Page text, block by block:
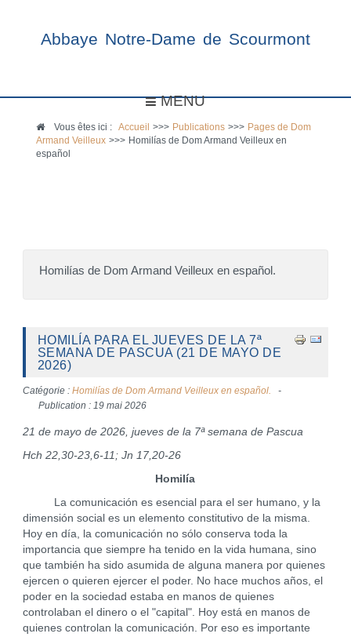
Abbaye Notre-Dame de Scourmont
MENU
Vous êtes ici :Accueil >>> Publications >>> Pages de Dom
Armand Veilleux >>> Homilías de Dom Armand Veilleux en
español
Homilías de Dom Armand Veilleux en español.
HOMILÍA PARA EL JUEVES DE LA 7ª
SEMANA DE PASCUA (21 DE MAYO DE
2026)
Catégorie : Homilías de Dom Armand Veilleux en español.
Publication : 19 mai 2026
21 de mayo de 2026, jueves de la 7ª semana de Pascua
Hch 22,30-23,6-11; Jn 17,20-26
Homilía
La comunicación es esencial para el ser humano, y la
dimensión social es un elemento constitutivo de la misma.
Hoy en día, la comunicación no sólo conserva toda la
importancia que siempre ha tenido en la vida humana, sino
que también ha sido asumida de alguna manera por quienes
ejercen o quieren ejercer el poder. No hace muchos años, el
poder en la sociedad estaba en manos de quienes
controlaban el dinero o el "capital". Hoy está en manos de
quienes controlan la comunicación. Por eso es importante